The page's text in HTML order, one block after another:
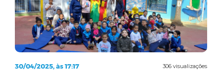
306 visualizações
30/04/2025, às 17:17